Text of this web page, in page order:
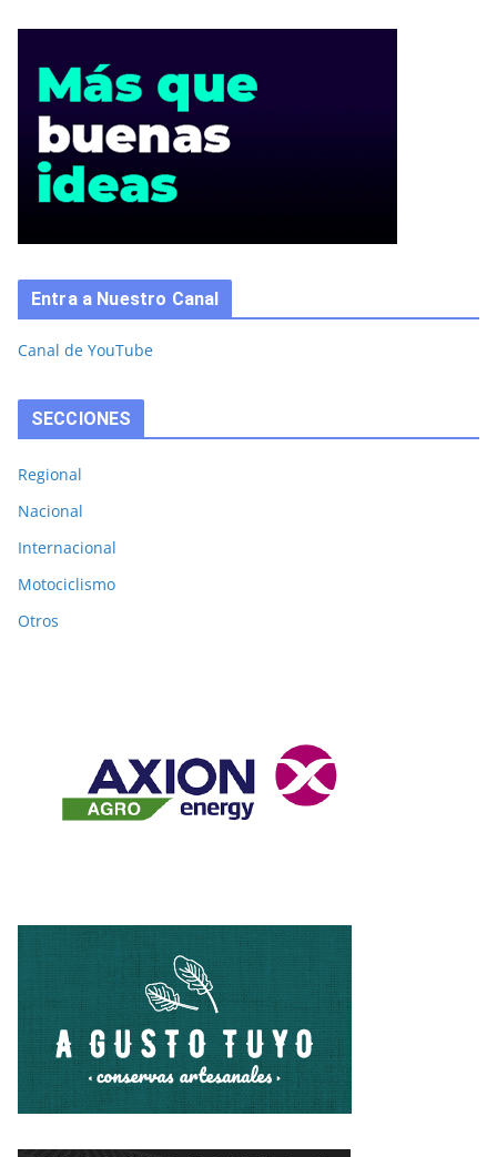
Entra a Nuestro Canal
Canal de YouTube
SECCIONES
Regional
Nacional
Internacional
Motociclismo
Otros